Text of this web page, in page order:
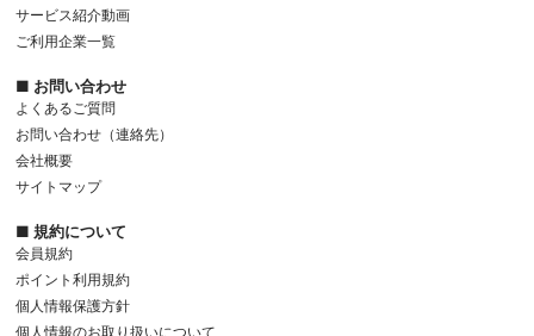
サービス紹介動画
ご利用企業一覧
■ お問い合わせ
よくあるご質問
お問い合わせ（連絡先）
会社概要
サイトマップ
■ 規約について
会員規約
ポイント利用規約
個人情報保護方針
個人情報のお取り扱いについて